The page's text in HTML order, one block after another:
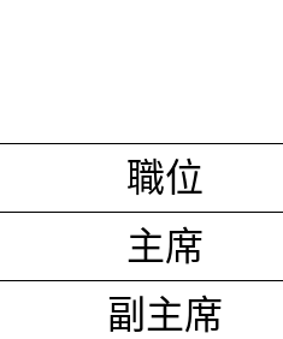
職位
主席
副主席